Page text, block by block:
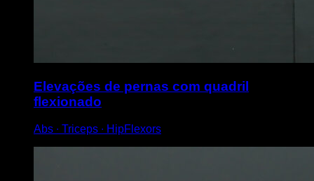
Elevações de pernas com quadril
flexionado
Abs ∙ Triceps ∙ HipFlexors